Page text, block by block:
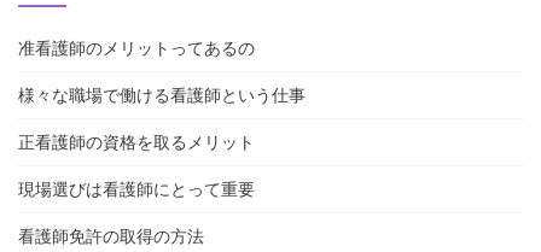
准看護師のメリットってあるの
様々な職場で働ける看護師という仕事
正看護師の資格を取るメリット
現場選びは看護師にとって重要
看護師免許の取得の方法